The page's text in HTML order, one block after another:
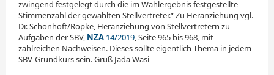
zwingend festgelegt durch die im Wahlergebnis festgestellte
Stimmenzahl der gewählten Stellvertreter.“ Zu Heranziehung vgl.
Dr. Schönhöft/Röpke, Heranziehung von Stellvertretern zu
Aufgaben der SBV, NZA 14/2019, Seite 965 bis 968, mit
zahlreichen Nachweisen. Dieses sollte eigentlich Thema in jedem
SBV-Grundkurs sein. Gruß Jada Wasi